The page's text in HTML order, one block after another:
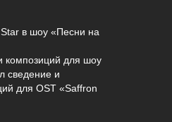
в шоу «Песни на
композиций для шоу
сведение и
для OST «Saffron